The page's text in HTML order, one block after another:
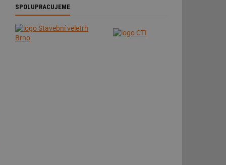
SPOLUPRACUJEME